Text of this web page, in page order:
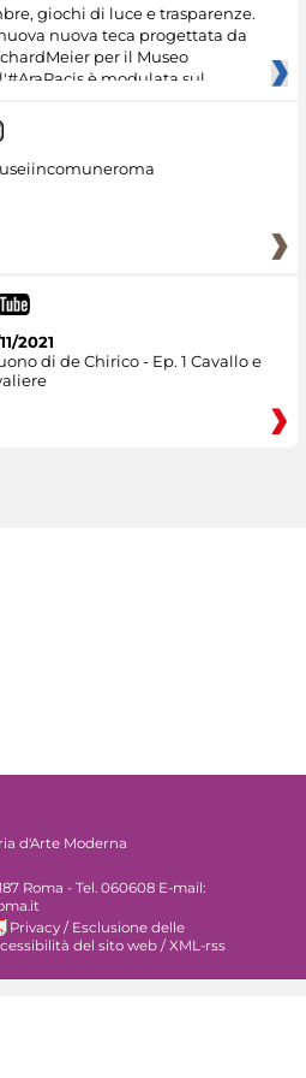
giochi di luce e trasparenze.
nuova teca progettata da
per il Museo
è modulata sul
2021
di de Chirico - Ep. 1 Cavallo e
d'Arte Moderna
Roma - Tel. 060608 E-mail:
Privacy / Esclusione delle
del sito web / XML-rss